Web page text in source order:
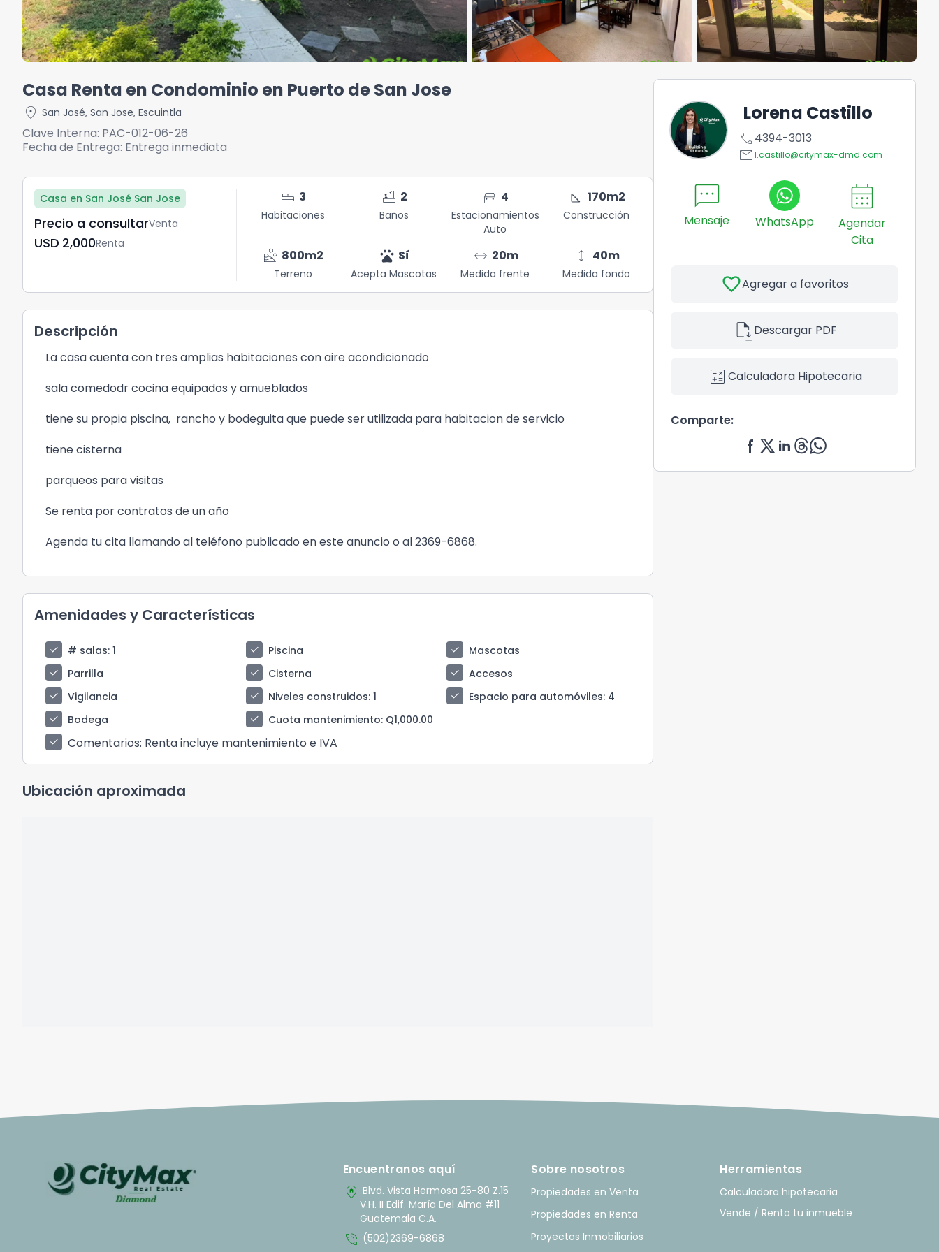
Casa Renta en Condominio en Puerto de San Jose
location_on San José, San Jose, Escuintla
Clave Interna: PAC-012-06-26
Fecha de Entrega: Entrega inmediata
Casa en San José San Jose
Precio a consultarVenta
USD	2,000Renta
bed 3
Habitaciones
bathtub 2
Baños
directions_car 4
Estacionamientos
Auto
square_foot 170m2
Construcción
landslide 800m2
Terreno
pets Sí
Acepta Mascotas
arrow_range 20m
Medida frente
height 40m
Medida fondo
Descripción
La casa cuenta con tres amplias habitaciones con aire acondicionado
sala comedodr cocina equipados y amueblados
tiene su propia piscina, rancho y bodeguita que puede ser utilizada para habitacion de servicio
tiene cisterna
parqueos para visitas
Se renta por contratos de un año
Agenda tu cita llamando al teléfono publicado en este anuncio o al 2369-6868.
Amenidades y Características
check # salas: 1 check Piscina check
Mascotas
check
Parrilla check Cisterna check
Accesos
check
Vigilancia check Niveles construidos: 1 check Espacio para automóviles: 4
check
Bodega check Cuota mantenimiento: Q1,000.00
check
Comentarios: Renta incluye mantenimiento e IVA
Ubicación aproximada
Lorena Castillo
call 4394-3013
emaill.castillo@citymax-dmd.com
sms
Mensaje WhatsApp
calendar_month
Agendar
Cita
favoriteAgregar a favoritos
file_saveDescargar PDF
calculate Calculadora Hipotecaria
Comparte:
Encuentranos aquí
home_pin Blvd. Vista Hermosa 25-80 Z.15
V.H. II Edif. María Del Alma #11
Guatemala C.A.
phone_in_talk (502)2369-6868
Sobre nosotros
Propiedades en Venta
Propiedades en Renta
Proyectos Inmobiliarios
Herramientas
Calculadora hipotecaria
Vende / Renta tu inmueble